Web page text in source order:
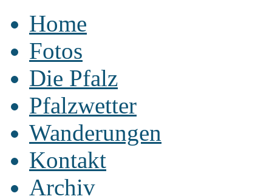
Home
Fotos
Die Pfalz
Pfalzwetter
Wanderungen
Kontakt
Archiv